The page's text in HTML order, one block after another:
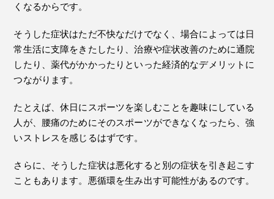
くなるからです。
そうした症状はただ不快なだけでなく、場合によっては日
常生活に支障をきたしたり、治療や症状改善のために通院
したり、薬代がかかったりといった経済的なデメリットに
つながります。
たとえば、休日にスポーツを楽しむことを趣味にしている
人が、腰痛のためにそのスポーツができなくなったら、強
いストレスを感じるはずです。
さらに、そうした症状は悪化すると別の症状を引き起こす
こともあります。悪循環を生み出す可能性があるのです。